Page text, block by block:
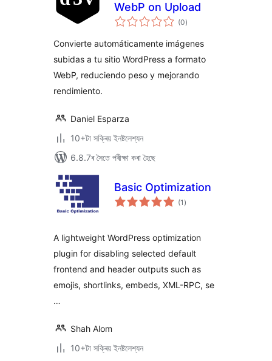
WebP on Upload
(0টা
মুঠ)
Convierte automáticamente imágenes
subidas a tu sitio WordPress a formato
WebP, reduciendo peso y mejorando
rendimiento.
Daniel Esparza
10+টা সক্ৰিয় ইনষ্টলেশ্যন
6.8.7ৰ সৈতে পৰীক্ষা কৰা হৈছে
Basic Optimization
(1 টা
মুঠ)
A lightweight WordPress optimization
plugin for disabling selected default
frontend and header outputs such as
emojis, shortlinks, embeds, XML-RPC, se
…
Shah Alom
10+টা সক্ৰিয় ইনষ্টলেশ্যন